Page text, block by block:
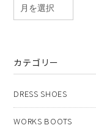
カテゴリー
DRESS SHOES
WORKS BOOTS